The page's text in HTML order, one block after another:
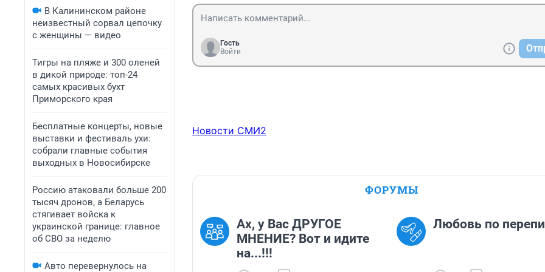
В Калининском районе
неизвестный сорвал цепочку
с женщины — видео
Тигры на пляже и 300 оленей
в дикой природе: топ-24
самых красивых бухт
Приморского края
Бесплатные концерты, новые
выставки и фестиваль ухи:
собрали главные события
выходных в Новосибирске
Россию атаковали больше 200
тысяч дронов, а Беларусь
стягивает войска к
украинской границе: главное
об СВО за неделю
Авто перевернулось на
Гость
Войти
Новости СМИ2
ФОРУМЫ
Ах, у Вас ДРУГОЕ
МНЕНИЕ? Вот и идите
на...!!!
Любовь по